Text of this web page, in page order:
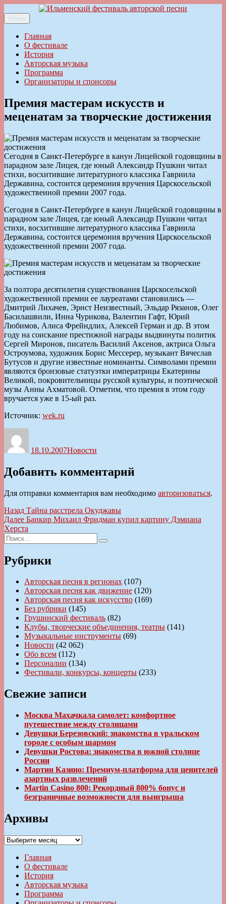
к
содержимому
Ильменский фестиваль авторской песни
Меню
Главная
О фестивале
История
Авторская музыка
Программа
Организаторы и спонсоры
Премия мастерам искусств и
меценатам за творческие достижения
Сегодня в Санкт-Петербурге в канун Лицейской годовщины в
парадном зале Лицея, где юный Александр Пушкин читал
стихи, восхитившие литературного классика Гавриила
Державина, состоится церемония вручения Царскосельской
художественной премии 2007 года.
Сегодня в Санкт-Петербурге в канун Лицейской годовщины в
парадном зале Лицея, где юный Александр Пушкин читал
стихи, восхитившие литературного классика Гавриила
Державина, состоится церемония вручения Царскосельской
художественной премии 2007 года.
За полтора десятилетия существования Царскосельской
художественной премии ее лауреатами становились —
Дмитрий Лихачев, Эрнст Неизвестный, Эльдар Рязанов, Олег
Басилашвили, Инна Чурикова, Валентин Гафт, Юрий
Любимов, Алиса Фрейндлих, Алексей Герман и др. В этом
году на соискание престижной награды выдвинуты политик
Сергей Миронов, писатель Василий Аксенов, актриса Ольга
Остроумова, художник Борис Мессерер, музыкант Вячеслав
Бутусов и другие известные номинанты. Символами премии
являются бронзовые статуэтки императрицы Екатерины
Великой, покровительницы русской культуры, и поэтической
музы Анны Ахматовой. Отметим, что премия в этом году
вручается уже в 15-ый раз.
Источник: wek.ru
18.10.2007Новости
Добавить комментарий
Для отправки комментария вам необходимо авторизоваться.
Навигация
по
записям
Назад Предыдущая
запись:
Тайна расcтрела Окуджавы
Далее Следующая
запись:
Банкир Михаил Фридман купил картину Дэмиана
Херста
Искать:
Поиск
Рубрики
Авторская песня в регионах (107)
Авторская песня как движение (120)
Авторская песня как искусство (169)
Без рубрики (145)
Грушинский фестиваль (82)
Клубы, творческие объединения, театры (141)
Музыкальные инструменты (69)
Новости (42 062)
Обо всем (112)
Персоналии (134)
Фестивали, конкурсы, концерты (233)
Свежие записи
Москва Махачкала самолет: комфортное
путешествие между столицами
Девушки Березовский: знакомства в уральском
городе с особым шармом
Девушки Ростова: знакомства в южной столице
России
Мартин Казино: Премиум-платформа для ценителей
азартных развлечений
Martin Casino 800: Рекордный 800% бонус и
безграничные возможности для выигрыша
Архивы
Архивы
Главная
О фестивале
История
Авторская музыка
Программа